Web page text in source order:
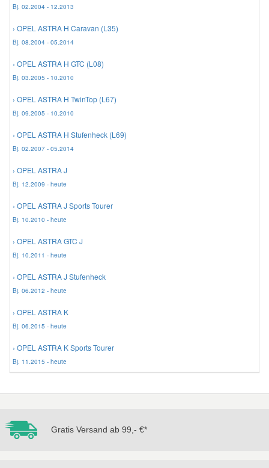
Bj. 02.2004 - 12.2013
› OPEL ASTRA H Caravan (L35)
Bj. 08.2004 - 05.2014
› OPEL ASTRA H GTC (L08)
Bj. 03.2005 - 10.2010
› OPEL ASTRA H TwinTop (L67)
Bj. 09.2005 - 10.2010
› OPEL ASTRA H Stufenheck (L69)
Bj. 02.2007 - 05.2014
› OPEL ASTRA J
Bj. 12.2009 - heute
› OPEL ASTRA J Sports Tourer
Bj. 10.2010 - heute
› OPEL ASTRA GTC J
Bj. 10.2011 - heute
› OPEL ASTRA J Stufenheck
Bj. 06.2012 - heute
› OPEL ASTRA K
Bj. 06.2015 - heute
› OPEL ASTRA K Sports Tourer
Bj. 11.2015 - heute
Gratis Versand ab 99,- €*
Seat Ersatzteile
Skoda Ersatzteile
Smart Ersatzteile
Suzuki Ersatzteile
Toyota Ersatzteile
Vauxhall Ersatzteile
Volvo Ersatzteile